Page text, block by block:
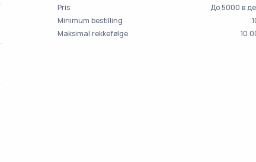
Pris
До 5000 в
Minimum bestilling
Maksimal rekkefølge
10